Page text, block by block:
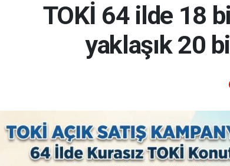
TOKİ 64 ilde 18
yaklaşık 20